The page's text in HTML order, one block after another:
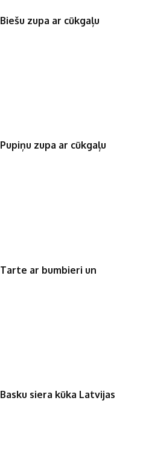
Biešu zupa ar cūkgaļu
Pupiņu zupa ar cūkgaļu
Tarte ar bumbieri un
Basku siera kūka Latvijas